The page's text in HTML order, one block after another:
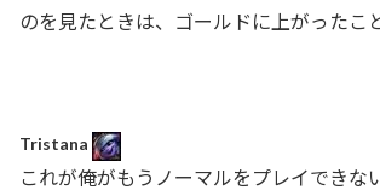
のを見たときは、ゴールドに上がったこ
Tristana
これが俺がもうノーマルをプレイできな